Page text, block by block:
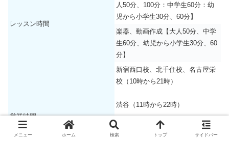
レッスン時間
人50分、100分：中学生60分：幼
児から小学生30分、60分】
楽器、動画作成【大人50分、中学
生60分、幼児から小学生30分、60
分】
営業時間
新宿西口校、北千住校、名古屋栄
校（10時から21時）
渋谷（11時から22時）
品川大井町校（12時から21時）
メニュー ホーム 検索 トップ サイドバー